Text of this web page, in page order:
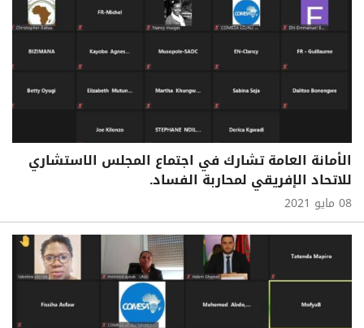
الأمانة العامة تشارك في اجتماع المجلس الاستشاري
للاتحاد الإفريقي لمحاربة الفساد.
08 مايو 2021